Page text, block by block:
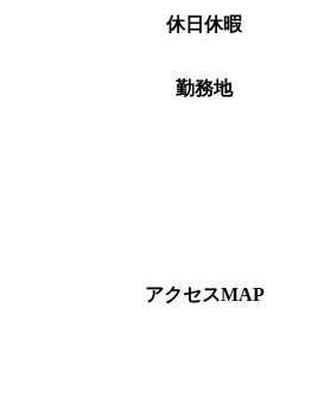
休日休暇
勤務地
アクセスMAP